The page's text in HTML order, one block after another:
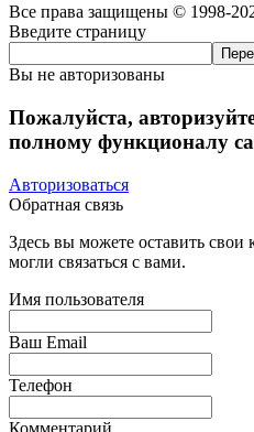
Все права защищены © 1998-
Введите страницу
Вы не авторизованы
Пожалуйста,
полному функционалу
Авторизоваться
Обратная связь
Здесь вы можете оставить
могли связаться с вами.
Имя пользователя
Ваш Email
Телефон
Комментарий